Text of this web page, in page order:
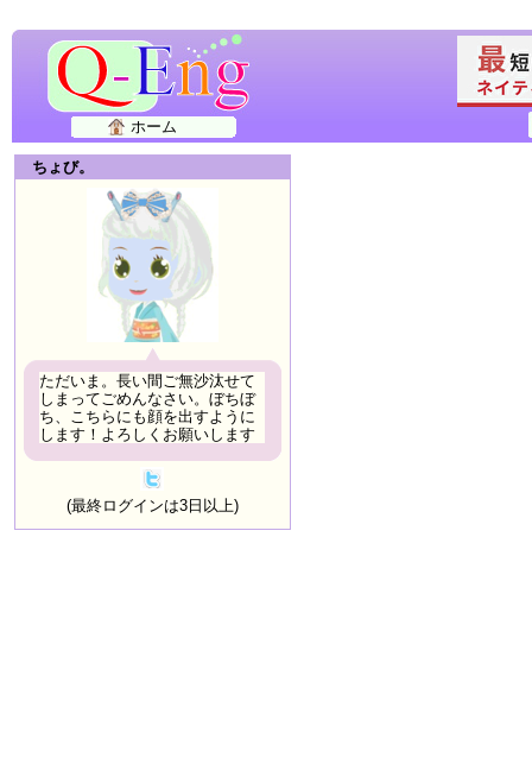
ホーム
ちょび。
ただいま。長い間ご無沙汰せて
しまってごめんなさい。ぼちぼ
ち、こちらにも顔を出すように
します！よろしくお願いします
(最終ログインは3日以上)